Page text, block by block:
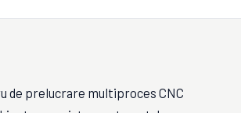
de prelucrare multiproces CNC